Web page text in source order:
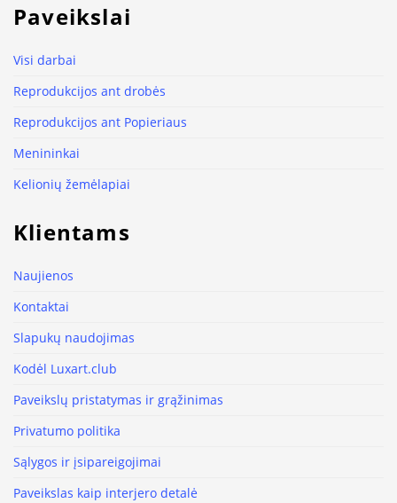
Paveikslai
Visi darbai
Reprodukcijos ant drobės
Reprodukcijos ant Popieriaus
Menininkai
Kelionių žemėlapiai
Klientams
Naujienos
Kontaktai
Slapukų naudojimas
Kodėl Luxart.club
Paveikslų pristatymas ir grąžinimas
Privatumo politika
Sąlygos ir įsipareigojimai
Paveikslas kaip interjero detalė